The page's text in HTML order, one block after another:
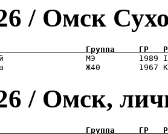
/ Омск
МЭ
/ Омск,